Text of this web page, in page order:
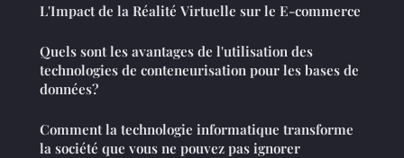
L'Impact de la Réalité Virtuelle sur le E-commerce
Quels sont les avantages de l'utilisation des
technologies de conteneurisation pour les bases de
données?
Comment la technologie informatique transforme
la société que vous ne pouvez pas ignorer